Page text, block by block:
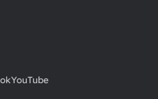
YouTube